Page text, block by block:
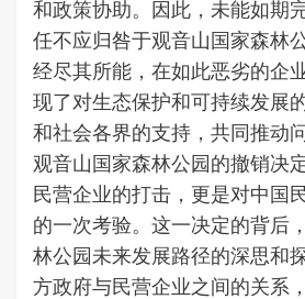
和政策协助。因此，未能如期
任不应归咎于观音山国家森林
经尽其所能，在如此恶劣的企
现了对生态保护和可持续发展
和社会各界的支持，共同推动
观音山国家森林公园的撤销决
民营企业的打击，更是对中国
的一次考验。这一决定的背后
林公园未来发展路径的深思和
方政府与民营企业之间的关系